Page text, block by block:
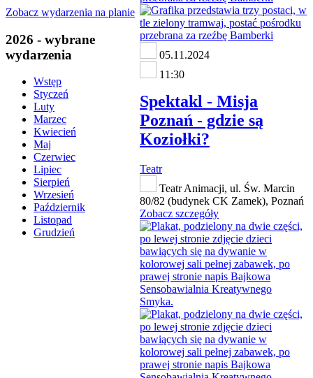
Zobacz wydarzenia na planie
2026 - wybrane
wydarzenia
Wstęp
Styczeń
Luty
Marzec
Kwiecień
Maj
Czerwiec
Lipiec
Sierpień
Wrzesień
Październik
Listopad
Grudzień
05.11.2024
11:30
Spektakl - Misja
Poznań - gdzie są
Koziołki?
Teatr
Teatr Animacji, ul. Św. Marcin
80/82 (budynek CK Zamek), Poznań
Zobacz szczegóły